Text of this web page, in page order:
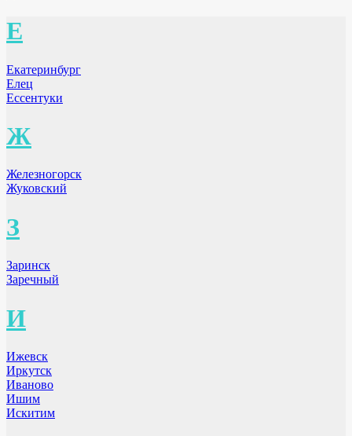
Е
Екатеринбург
Елец
Ессентуки
Ж
Железногорск
Жуковский
З
Заринск
Заречный
И
Ижевск
Иркутск
Иваново
Ишим
Искитим